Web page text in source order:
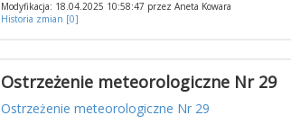
Modyfikacja: 18.04.2025 10:58:47 przez Aneta Kowara
Historia zmian [0]
Ostrzeżenie meteorologiczne Nr 29
Ostrzeżenie meteorologiczne Nr 29